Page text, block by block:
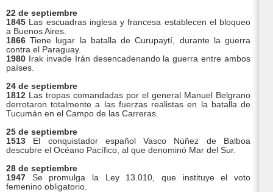
22 de septiembre
1845 Las escuadras inglesa y francesa establecen el bloqueo
a Buenos Aires.
1866 Tiene lugar la batalla de Curupaytí, durante la guerra
contra el Paraguay.
1980 Irak invade Irán desencadenando la guerra entre ambos
países.
24 de septiembre
1812 Las tropas comandadas por el general Manuel Belgrano
derrotaron totalmente a las fuerzas realistas en la batalla de
Tucumán en el Campo de las Carreras.
25 de septiembre
1513 El conquistador español Vasco Núñez de Balboa
descubre el Océano Pacífico, al que denominó Mar del Sur.
28 de septiembre
1947 Se promulga la Ley 13.010, que instituye el voto
femenino obligatorio.